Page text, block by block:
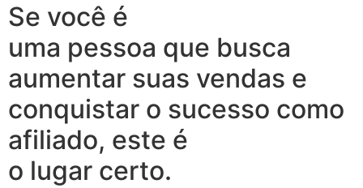
Se você é
uma pessoa que busca
aumentar suas vendas e
conquistar o sucesso como
afiliado, este é
o lugar certo.